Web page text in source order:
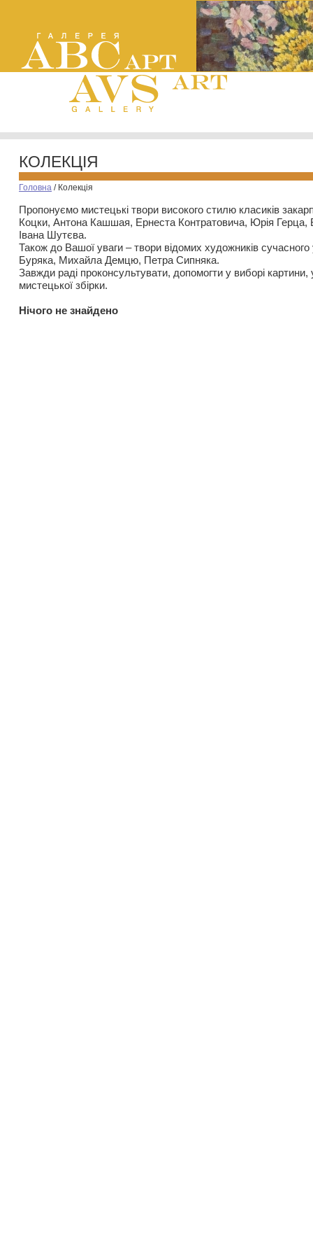
КОЛЕКЦІЯ
Головна / Колекція
Пропонуємо мистецькі твори високого стилю класиків
Коцки, Антона Кашшая, Ернеста Контратовича, Юрія
Івана Шутєва.
Також до Вашої уваги – твори відомих художників
Буряка, Михайла Демцю, Петра Сипняка.
Завжди раді проконсультувати, допомогти у виборі картини,
мистецької збірки.
Нiчого не знайдено